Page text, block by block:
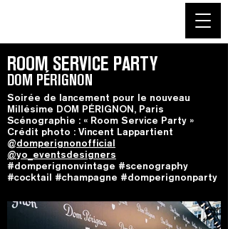
ROOM SERVICE PARTY
DOM PÉRIGNON
Soirée de lancement pour le nouveau
Millésime DOM PÉRIGNON, Paris
Scénographie : « Room Service Party »
Crédit photo : Vincent Lappartient
@domperignonofficial
@yo_eventsdesigners
#domperignonvintage #scenography
#cocktail #champagne #domperignonparty